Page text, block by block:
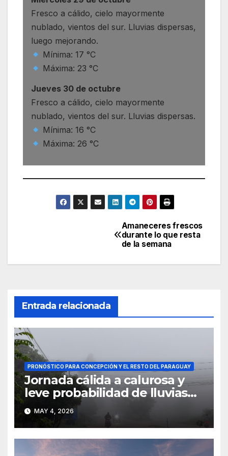
Fresco a cálido, cielo mayormente
nublado, vientos del sur. Lluvias dispersas,
luego mejorando.
Mínima: 17 °C
Máxima: 23 °C
Jueves 30 de octubre
Fresco a cálido, cielo mayormente
nublado, vientos del sur. Lluvias dispersas.
Mínima: 16 °C
Máxima: 26 °C
Amaneceres frescos
durante lo que resta
de la semana
Entrada relacionada
PRONÓSTICO PARA CONCEPCIÓN Y EL RESTO DEL PARAGUAY
Jornada cálida a calurosa y
leve probabilidad de lluvias
mientras temperaturas
continúan en aumento a nivel
país
MAY 4, 2026